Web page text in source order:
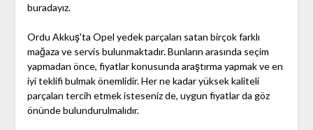
buradayız.
Ordu Akkuş'ta Opel yedek parçaları satan birçok farklı
mağaza ve servis bulunmaktadır. Bunların arasında seçim
yapmadan önce, fiyatlar konusunda araştırma yapmak ve en
iyi teklifi bulmak önemlidir. Her ne kadar yüksek kaliteli
parçaları tercih etmek isteseniz de, uygun fiyatlar da göz
önünde bulundurulmalıdır.